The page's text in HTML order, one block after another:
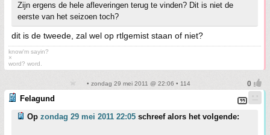
Zijn ergens de hele afleveringen terug te vinden? Dit is niet de
eerste van het seizoen toch?
dit is de tweede, zal wel op rtlgemist staan of niet?
know'm sayin?
×
word? word.
• zondag 29 mei 2011 @ 22:06 • 114
Felagund
Op zondag 29 mei 2011 22:05 schreef alors het volgende: